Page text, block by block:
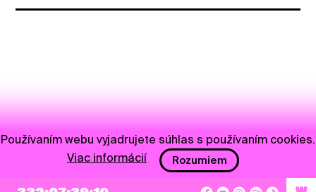
Používaním webu vyjadrujete súhlas s používaním cookies.
Viac informácií
Rozumiem